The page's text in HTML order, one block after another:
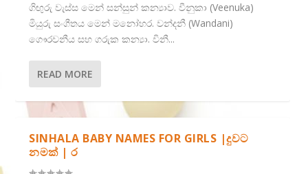
ගිඟුරු වැස්ස මෙන් සන්සුන් කන්‍යාව. වීනුකා (Veenuka)
මියුරු සංගීතය මෙන් මනෝහර. වන්දනී (Wandani)
ගෞරවනීය සහ ගරුක කන්‍යා. විනී...
READ MORE
SINHALA BABY NAMES FOR GIRLS |දුවට
නමක් | ර